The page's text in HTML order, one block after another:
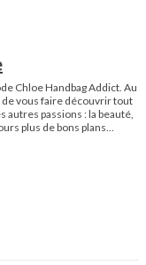
Chloe Handbag Addict. Au
vous faire découvrir tout
passions : la beauté,
plus de bons plans...